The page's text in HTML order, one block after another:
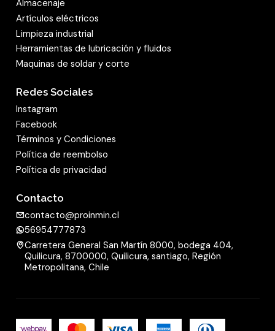
Almacenaje
Artículos eléctricos
Limpieza industrial
Herramientas de lubricación y fluidos
Maquinas de soldar y corte
Redes Sociales
Instagram
Facebook
Términos y Condiciones
Política de reembolso
Política de privacidad
Contacto
contacto@proinmin.cl
56954777873
Carretera General San Martín 8000, bodega 404,
Quilicura, 8700000, Quilicura, santiago, Región
Metropolitana, Chile